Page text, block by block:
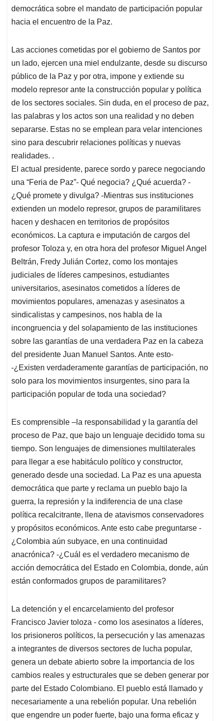
democrática sobre el mandato de participación popular
hacia el encuentro de la Paz.
Las acciones cometidas por el gobierno de Santos por
un lado, ejercen una miel endulzante, desde su discurso
público de la Paz y por otra, impone y extiende su
modelo represor ante la construcción popular y política
de los sectores sociales. Sin duda, en el proceso de paz,
las palabras y los actos son una realidad y no deben
separarse. Estas no se emplean para velar intenciones
sino para descubrir relaciones políticas y nuevas
realidades. .
El actual presidente, parece sordo y parece negociando
una “Feria de Paz”- Qué negocia? ¿Qué acuerda? -
¿Qué promete y divulga? -Mientras sus instituciones
extienden un modelo represor, grupos de paramilitares
hacen y deshacen en territorios de propósitos
económicos. La captura e imputación de cargos del
profesor Toloza y, en otra hora del profesor Miguel Angel
Beltrán, Fredy Julián Cortez, como los montajes
judiciales de líderes campesinos, estudiantes
universitarios, asesinatos cometidos a líderes de
movimientos populares, amenazas y asesinatos a
sindicalistas y campesinos, nos habla de la
incongruencia y del solapamiento de las instituciones
sobre las garantías de una verdadera Paz en la cabeza
del presidente Juan Manuel Santos. Ante esto-
-¿Existen verdaderamente garantías de participación, no
solo para los movimientos insurgentes, sino para la
participación popular de toda una sociedad?
Es comprensible –la responsabilidad y la garantía del
proceso de Paz, que bajo un lenguaje decidido toma su
tiempo. Son lenguajes de dimensiones multilaterales
para llegar a ese habitáculo político y constructor,
generado desde una sociedad. La Paz es una apuesta
democrática que parte y reclama un pueblo bajo la
guerra, la represión y la indiferencia de una clase
política recalcitrante, llena de atavismos conservadores
y propósitos económicos. Ante esto cabe preguntarse -
¿Colombia aún subyace, en una continuidad
anacrónica? -¿Cuál es el verdadero mecanismo de
acción democrática del Estado en Colombia, donde, aún
están conformados grupos de paramilitares?
La detención y el encarcelamiento del profesor
Francisco Javier toloza - como los asesinatos a líderes,
los prisioneros políticos, la persecución y las amenazas
a integrantes de diversos sectores de lucha popular,
genera un debate abierto sobre la importancia de los
cambios reales y estructurales que se deben generar por
parte del Estado Colombiano. El pueblo está llamado y
necesariamente a una rebelión popular. Una rebelión
que engendre un poder fuerte, bajo una forma eficaz y